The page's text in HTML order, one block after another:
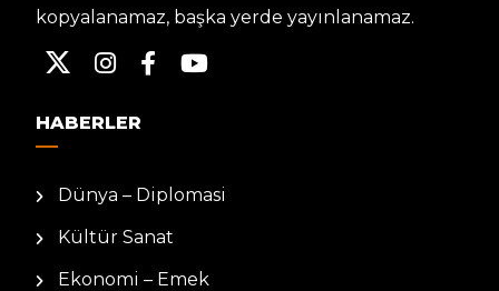
kopyalanamaz, başka yerde yayınlanamaz.
HABERLER
Dünya – Diplomasi
Kültür Sanat
Ekonomi – Emek